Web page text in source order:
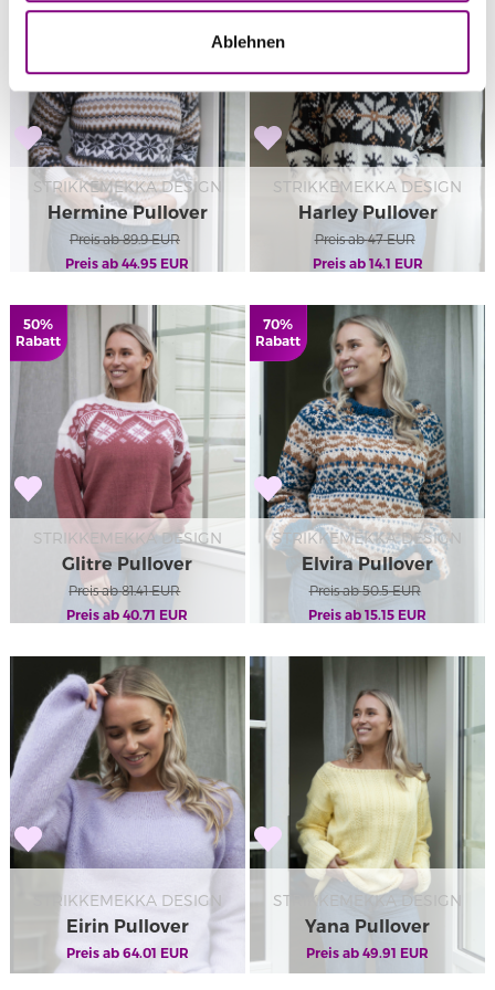
Ablehnen
STRIKKEMEKKA DESIGN
Hermine Pullover
Preis ab 89.9EUR
Preis ab 44.95 EUR
STRIKKEMEKKA DESIGN
Harley Pullover
Preis ab 47EUR
Preis ab 14.1 EUR
50%
Rabatt
STRIKKEMEKKA DESIGN
Glitre Pullover
Preis ab 81.41EUR
Preis ab 40.71 EUR
70%
Rabatt
STRIKKEMEKKA DESIGN
Elvira Pullover
Preis ab 50.5EUR
Preis ab 15.15 EUR
STRIKKEMEKKA DESIGN
Eirin Pullover
Preis ab 64.01 EUR
STRIKKEMEKKA DESIGN
Yana Pullover
Preis ab 49.91 EUR